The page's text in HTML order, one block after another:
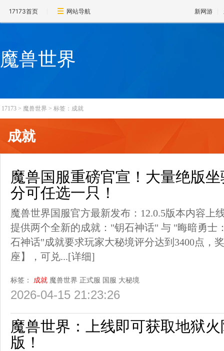
17173首页 网站导航 新网游
魔兽世界
17173 > 魔兽世界 > 标签：成就
成就
魔兽国服重磅官宣！大量绝版
分可任选一只！
魔兽世界国服官方最新发布：12.0.5版本内容上
提供两个全新的成就："钥石神话" 与 "晦暗勇士
石神话"成就要求玩家大秘境评分达到3400点，
座】，可兑...[详细]
标签： 成就 魔兽世界 正式服 国服 大秘境
2026-04-15 21:23:26
魔兽世界：上线即可获取地狱
版！